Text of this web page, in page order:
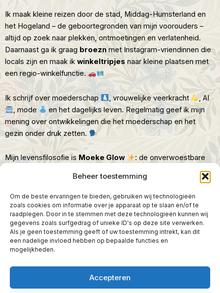
Beheer toestemming
Om de beste ervaringen te bieden, gebruiken wij technologieën
zoals cookies om informatie over je apparaat op te slaan en/of te
raadplegen. Door in te stemmen met deze technologieën kunnen wij
gegevens zoals surfgedrag of unieke ID's op deze site verwerken.
Als je geen toestemming geeft of uw toestemming intrekt, kan dit
een nadelige invloed hebben op bepaalde functies en
mogelijkheden.
Accepteren
Ik maak kleine reizen door de stad, Middag-Humsterland en
het Hogeland – de geboortegronden van mijn voorouders –
altijd op zoek naar plekken, ontmoetingen en verlatenheid.
Daarnaast ga ik graag broezn met Instagram-vriendinnen die
locals zijn en maak ik winkeltripjes naar kleine plaatsen met
een regio-winkelfunctie.
Ik schrijf over moederschap , vrouwelijke veerkracht
, AI
, mode
en het dagelijks leven. Regelmatig geef ik mijn
mening over ontwikkelingen die het moederschap en het
gezin onder druk zetten.
Mijn levensfilosofie is Moeke Glow
: de onverwoestbare
Verwacht nuchtere opinies
, solo-avonturen
, Groningse
ontdekkingen
en af en toe een vleugje biohacking.